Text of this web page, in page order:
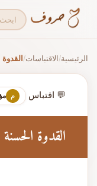
الرئيسية/الاقتباسات/
💬 اقتباس م
القدوة